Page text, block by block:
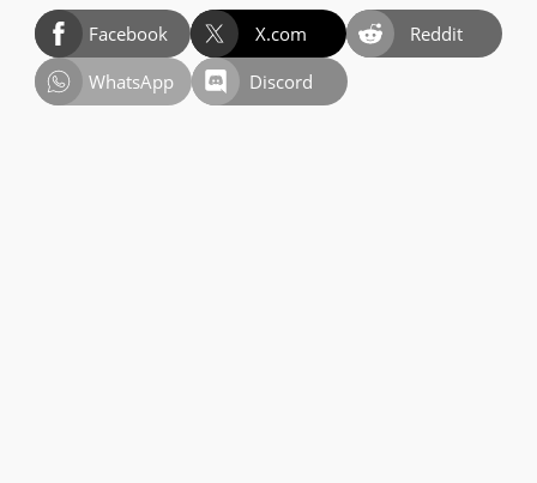
Facebook X.com
Reddit
WhatsApp
Discord